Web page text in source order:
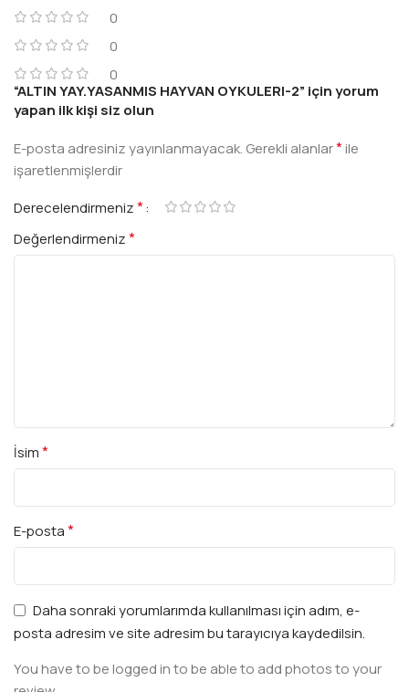
0
0
0
“ALTIN YAY.YASANMIS HAYVAN OYKULERI-2” için yorum
yapan ilk kişi siz olun
E-posta adresiniz yayınlanmayacak. Gerekli alanlar*ile
işaretlenmişlerdir
Derecelendirmeniz*
Değerlendirmeniz*
İsim*
E-posta*
Daha sonraki yorumlarımda kullanılması için adım, e-
posta adresim ve site adresim bu tarayıcıya kaydedilsin.
You have to be logged in to be able to add photos to your